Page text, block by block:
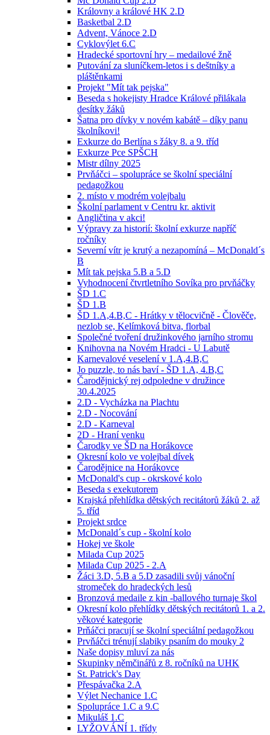
Královny a králové HK 2.D
Basketbal 2.D
Advent, Vánoce 2.D
Cyklovýlet 6.C
Hradecké sportovní hry – medailové žně
Putování za sluníčkem-letos i s deštníky a
pláštěnkami
Projekt "Mít tak pejska"
Beseda s hokejisty Hradce Králové přilákala
desítky žáků
Šatna pro dívky v novém kabátě – díky panu
školníkovi!
Exkurze do Berlína s žáky 8. a 9. tříd
Exkurze Pce SPŠCH
Mistr dílny 2025
Prvňáčci – spolupráce se školní speciální
pedagožkou
2. místo v modrém volejbalu
Školní parlament v Centru kr. aktivit
Angličtina v akci!
Výpravy za historií: školní exkurze napříč
ročníky
Severní vítr je krutý a nezapomíná – McDonald´s
B
Mít tak pejska 5.B a 5.D
Vyhodnocení čtvrtletního Sovíka pro prvňáčky
ŠD 1.C
ŠD 1.B
ŠD 1.A,4.B,C - Hrátky v tělocvičně - Člověče,
nezlob se, Kelímková bitva, florbal
Společné tvoření družinkového jarního stromu
Knihovna na Novém Hradci - U Labutě
Karnevalové veselení v 1.A,4.B,C
Jo puzzle, to nás baví - ŠD 1.A, 4.B,C
Čarodějnický rej odpoledne v družince
30.4.2025
2.D - Vycházka na Plachtu
2.D - Nocování
2.D - Karneval
2D - Hraní venku
Čarodky ve ŠD na Horákovce
Okresní kolo ve volejbal dívek
Čarodějnice na Horákovce
McDonald's cup - okrskové kolo
Beseda s exekutorem
Krajská přehlídka dětských recitátorů žáků 2. až
5. tříd
Projekt srdce
McDonald´s cup - školní kolo
Hokej ve škole
Milada Cup 2025
Milada Cup 2025 - 2.A
Žáci 3.D, 5.B a 5.D zasadili svůj vánoční
stromeček do hradeckých lesů
Bronzová medaile z kin -ballového turnaje škol
Okresní kolo přehlídky dětských recitátorů 1. a 2.
věkové kategorie
Prňáčci pracují se školní speciální pedagožkou
Prvňáčci trénují slabiky psaním do mouky 2
Naše dopisy mluví za nás
Skupinky němčinářů z 8. ročníků na UHK
St. Patrick's Day
Přespávačka 2.A
Výlet Nechanice 1.C
Spolupráce 1.C a 9.C
Mikuláš 1.C
LYŽOVÁNÍ 1. třídy